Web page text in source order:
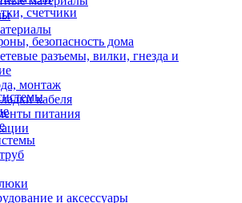
счетчики
безопасность дома
разъемы, вилки, гнезда и
монтаж
кабеля
питания
и аксессуары